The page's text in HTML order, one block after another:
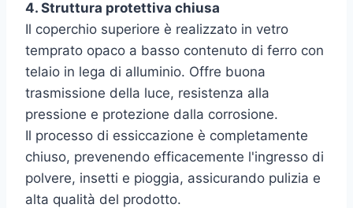
4. Struttura protettiva chiusa
Il coperchio superiore è realizzato in vetro
temprato opaco a basso contenuto di ferro con
telaio in lega di alluminio. Offre buona
trasmissione della luce, resistenza alla
pressione e protezione dalla corrosione.
Il processo di essiccazione è completamente
chiuso, prevenendo efficacemente l'ingresso di
polvere, insetti e pioggia, assicurando pulizia e
alta qualità del prodotto.